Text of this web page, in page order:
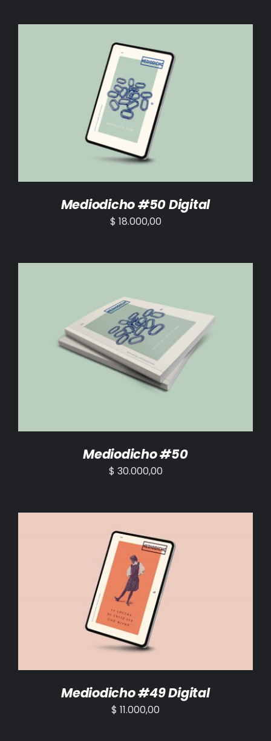
AÑADIR AL CARRITO /
Mediodicho #50 Digital
$ 18.000,00
AÑADIR AL CARRITO DETALLES
Mediodicho #50
$ 30.000,00
AÑADIR AL CARRITO /
Mediodicho #49 Digital
$ 11.000,00